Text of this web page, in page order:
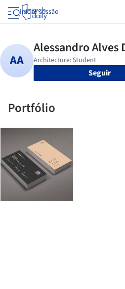
Iniciar sessão
Seguir
Portfólio